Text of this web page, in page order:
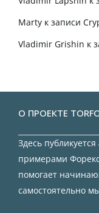
Marty к записи
Vladimir Grishin к
О ПРОЕКТЕ
Здесь
примерами
помогает
самостоятельно